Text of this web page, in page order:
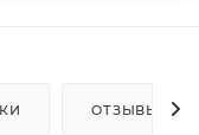
ОТЗЫВЫ